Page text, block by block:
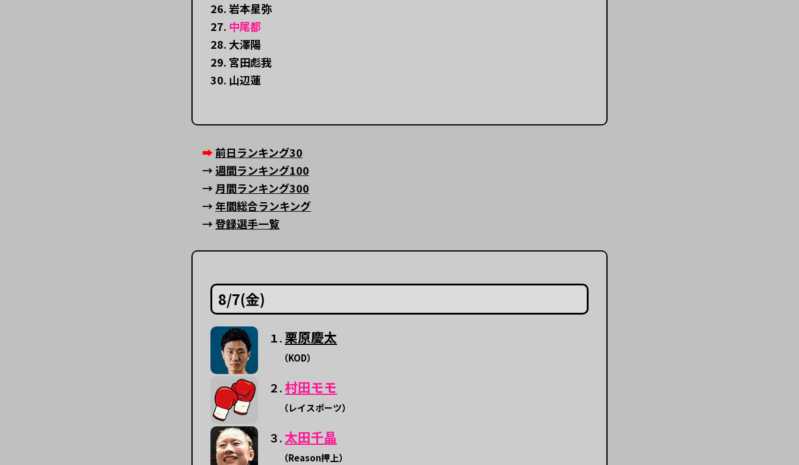
26. 岩本星弥
27. 中尾都
28. 大澤陽
29. 宮田彪我
30. 山辺蓮
➡︎前日ランキング30
→ 週間ランキング100
→ 月間ランキング300
→ 年間総合ランキング
→登録選手一覧
8/7(金)
１. 栗原慶太
（KOD）
２.村田モモ
（レイスポーツ）
３. 太田千晶
（Reason押上）